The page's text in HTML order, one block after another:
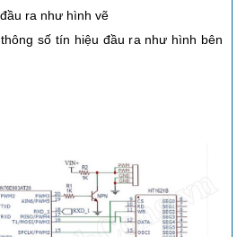
ra như hình vẽ
số tín hiệu đầu ra như hình bên